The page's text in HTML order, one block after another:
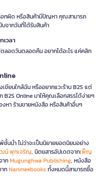
อกผิด หรือสินค้ามีปัญหา คุณสามารถ
จากวันที่ได้รับสินค้า
วลา
ลอดวันตลอดคืน อยากได้อะไร แค่คลิก
ขียนใกล้ฉัน หรืออยากแวะร้าน B2S แต่
B2S Online มาให้คุณเลือกสรรได้ง่ายๆ
หา ร้านขายหนังสือ หรือสินค้าอื่นๆ
นนำ ไม่ว่าจะเป็นนิยายยอดนิยมอย่าง
น์ พุกเจริญ, นิตยสารอัปเดตจากเพ็ญ
ากMugunghwa Publishing, หนังสือ
กNanmeebooks ทั้งหมดนี้สามารถซื้อ